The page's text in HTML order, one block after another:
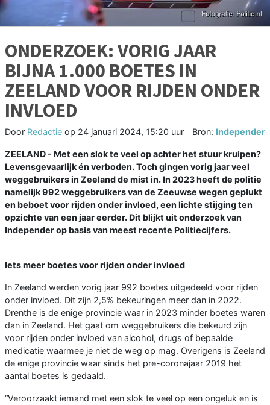
ONDERZOEK: VORIG JAAR
BIJNA 1.000 BOETES IN
ZEELAND VOOR RIJDEN ONDER
INVLOED
Door Redactie op 24 januari 2024, 15:20 uur Bron: Independer
ZEELAND - Met een slok te veel op achter het stuur kruipen?
Levensgevaarlijk én verboden. Toch gingen vorig jaar veel
weggebruikers in Zeeland de mist in. In 2023 heeft de politie
namelijk 992 weggebruikers van de Zeeuwse wegen geplukt
en beboet voor rijden onder invloed, een lichte stijging ten
opzichte van een jaar eerder. Dit blijkt uit onderzoek van
Independer op basis van meest recente Politiecijfers.
Iets meer boetes voor rijden onder invloed
In Zeeland werden vorig jaar 992 boetes uitgedeeld voor rijden
onder invloed. Dit zijn 2,5% bekeuringen meer dan in 2022.
Drenthe is de enige provincie waar in 2023 minder boetes waren
dan in Zeeland. Het gaat om weggebruikers die bekeurd zijn
voor rijden onder invloed van alcohol, drugs of bepaalde
medicatie waarmee je niet de weg op mag. Overigens is Zeeland
de enige provincie waar sinds het pre-coronajaar 2019 het
aantal boetes is gedaald.
“Veroorzaakt iemand met een slok te veel op een ongeluk en is